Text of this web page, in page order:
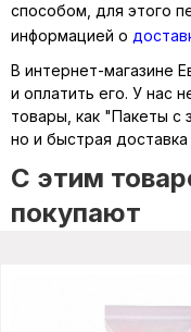
способом, для этого
информацией о
В интернет-магазине
и оплатить его. У нас
товары, как "Пакеты с
но и быстрая
C этим
покупают